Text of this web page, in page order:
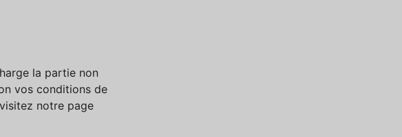
la partie non
vos conditions de
notre page